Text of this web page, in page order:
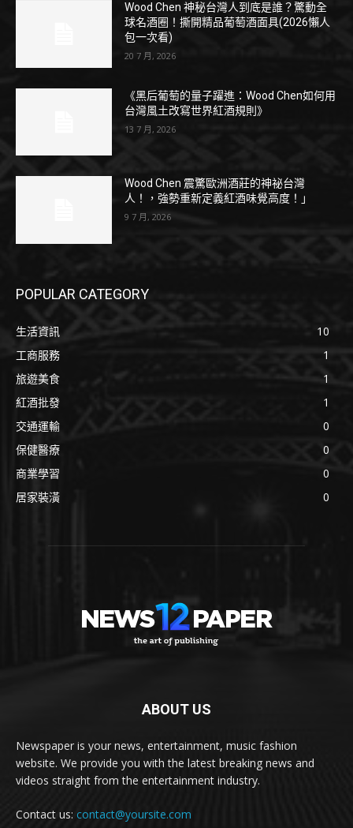
Wood Chen 神秘台灣人到底是誰？驚動全
球名酒圈！撕開精品葡萄酒面具(2026懶人
包一次看)
20 7 月, 2026
《黑后葡萄的量子躍進：Wood Chen如何用
台灣風土改寫世界紅酒規則》
13 7 月, 2026
Wood Chen 震驚歐洲酒莊的神祕台灣
人！，強勢重新定義紅酒味覺高度！」
9 7 月, 2026
POPULAR CATEGORY
生活資訊
10
工商服務
1
旅遊美食
1
紅酒批發
1
交通運輸
0
保健醫療
0
商業學習
0
居家裝潢
0
ABOUT US
Newspaper is your news, entertainment, music fashion
website. We provide you with the latest breaking news and
videos straight from the entertainment industry.
Contact us: contact@yoursite.com